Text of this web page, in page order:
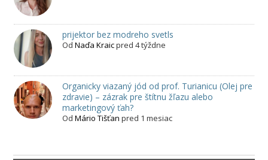
prijektor bez modreho svetls
Od Naďa Kraicpred 4 týždne
Organicky viazaný jód od prof. Turianicu (Olej pre
zdravie) – zázrak pre štítnu žľazu alebo
marketingový ťah?
Od Mário Tišťan pred 1 mesiac